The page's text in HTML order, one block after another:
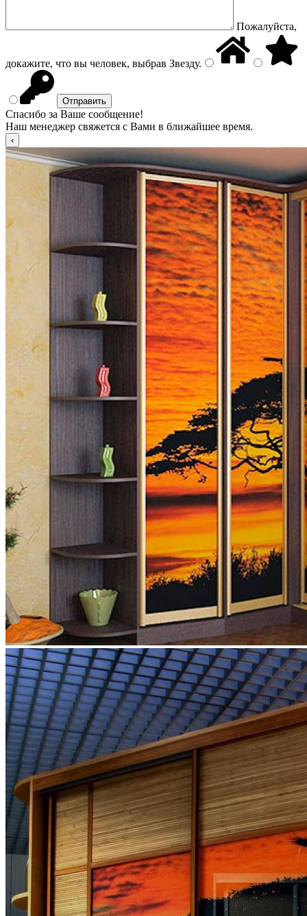
Пожалуйста,
докажите, что вы человек, выбрав Звезду.
Спасибо за Ваше сообщение!
Наш менеджер свяжется с Вами в ближайшее время.